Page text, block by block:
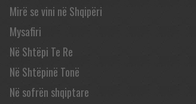
Mirë se vini në Shqipëri
Mysafiri
Në Shtëpi Te Re
Në Shtëpinë Tonë
Në sofrën shqiptare